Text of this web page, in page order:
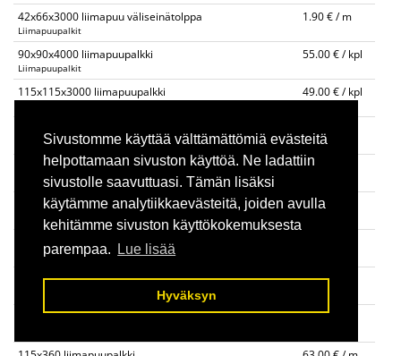
Sivustomme käyttää välttämättömiä evästeitä
helpottamaan sivuston käyttöä. Ne ladattiin
sivustolle saavuttuasi. Tämän lisäksi
käytämme analytiikkaevästeitä, joiden avulla
kehitämme sivuston käyttökokemuksesta
parempaa.
Lue lisää
Hyväksyn
42x66x3000 liimapuu väliseinätolppa
Liimapuupalkit
1.90 € / m
90x90x4000 liimapuupalkki
Liimapuupalkit
55.00 € / kpl
115x115x3000 liimapuupalkki 49.00 € / kpl
Liimapuupalkit
90x225 liimapuupalkki 4m,6m
Liimapuupalkit
32.00 € / m
90x270 liimapuupalkki 4m, 6m
Liimapuupalkit
40.00 € / m
115x225 liimapuupalkki 4m, 6m
Liimapuupalkit
115x270 liimapuupalkki 4m, 6m 48.00 € / m
115x315 liimapuupalkki 56.00 € / m